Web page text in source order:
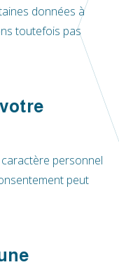
données à
toutefois pas
personnel
peut